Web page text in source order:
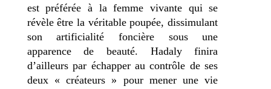
est préférée à la femme vivante qui se
révèle être la véritable poupée, dissimulant
son artificialité foncière sous une
apparence de beauté. Hadaly finira
d’ailleurs par échapper au contrôle de ses
deux « créateurs » pour mener une vie